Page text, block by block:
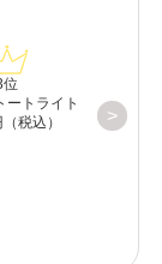
位
ートライト
税込）
>